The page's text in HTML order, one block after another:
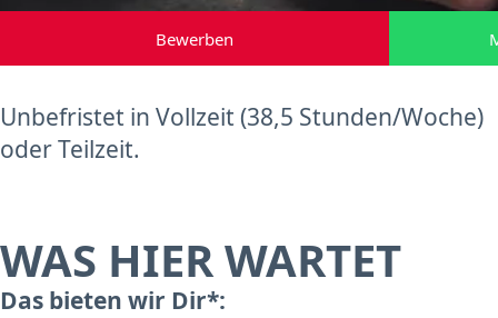
Bewerben
Unbefristet in Vollzeit (38,5 Stunden/Woche)
oder Teilzeit.
WAS HIER WARTET
Das bieten wir Dir*: